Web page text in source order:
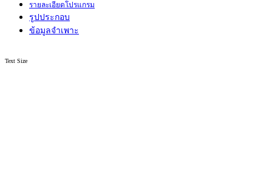
รายละเอียดโปรแกรม
รูปประกอบ
ข้อมูลจำเพาะ
Text Size